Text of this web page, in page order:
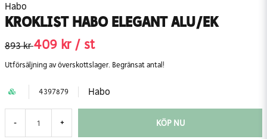
Habo
KROKLIST HABO ELEGANT ALU/EK
893 kr409 kr / st
Utförsäljning av överskottslager. Begränsat antal!
4397879 Habo
- + KÖP NU